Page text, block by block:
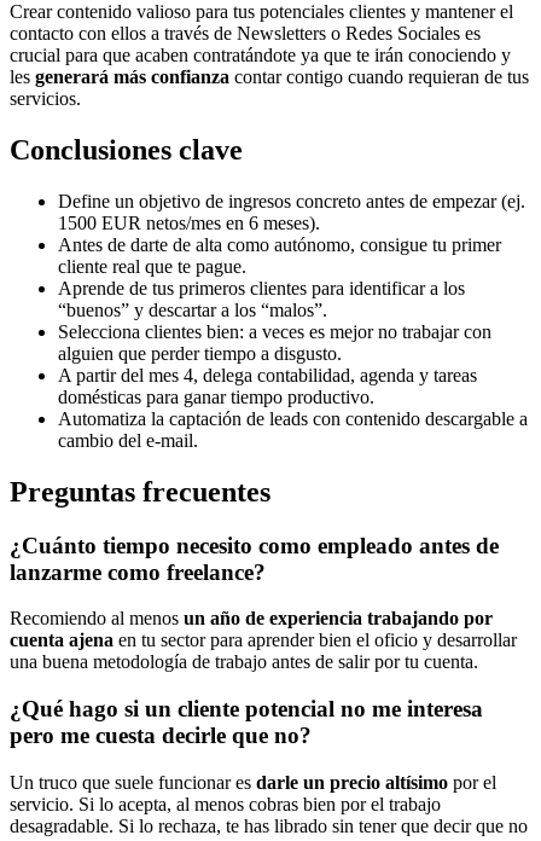
Crear contenido valioso para tus potenciales clientes y mantener el
contacto con ellos a través de Newsletters o Redes Sociales es
crucial para que acaben contratándote ya que te irán conociendo y
les generará más confianza contar contigo cuando requieran de tus
servicios.
Conclusiones clave
Define un objetivo de ingresos concreto antes de empezar (ej.
1500 EUR netos/mes en 6 meses).
Antes de darte de alta como autónomo, consigue tu primer
cliente real que te pague.
Aprende de tus primeros clientes para identificar a los
“buenos” y descartar a los “malos”.
Selecciona clientes bien: a veces es mejor no trabajar con
alguien que perder tiempo a disgusto.
A partir del mes 4, delega contabilidad, agenda y tareas
domésticas para ganar tiempo productivo.
Automatiza la captación de leads con contenido descargable a
cambio del e-mail.
Preguntas frecuentes
¿Cuánto tiempo necesito como empleado antes de
lanzarme como freelance?
Recomiendo al menos un año de experiencia trabajando por
cuenta ajena en tu sector para aprender bien el oficio y desarrollar
una buena metodología de trabajo antes de salir por tu cuenta.
¿Qué hago si un cliente potencial no me interesa
pero me cuesta decirle que no?
Un truco que suele funcionar es darle un precio altísimo por el
servicio. Si lo acepta, al menos cobras bien por el trabajo
desagradable. Si lo rechaza, te has librado sin tener que decir que no